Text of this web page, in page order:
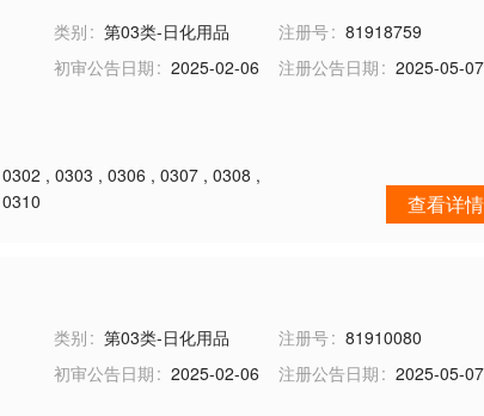
类别 第03类-日化用品 注册号
81918759
初审公告日期 2025-02-06 注册公告日期
2025-05-07
0302 , 0303 , 0306 , 0307 , 0308 ,
0310 查看详情
类别 第03类-日化用品 注册号
81910080
初审公告日期 2025-02-06 注册公告日期
2025-05-07